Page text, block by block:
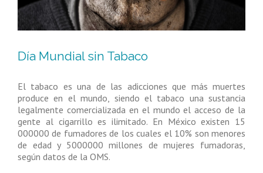
Día Mundial sin Tabaco
El tabaco es una de las adicciones que más muertes
produce en el mundo, siendo el tabaco una sustancia
legalmente comercializada en el mundo el acceso de la
gente al cigarrillo es ilimitado. En México existen 15
000000 de fumadores de los cuales el 10% son menores
de edad y 5000000 millones de mujeres fumadoras,
según datos de la OMS.